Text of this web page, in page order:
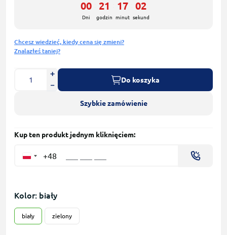
00
Dni
21
godzin
17
minut
02
sekund
Chcesz wiedzieć, kiedy cena się zmieni?
Znalazłeś taniej?
Do koszyka
Szybkie zamówienie
Kup ten produkt jednym kliknięciem:
+48
Kolor: biały
biały zielony